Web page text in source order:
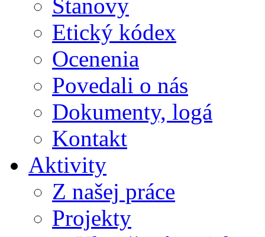
Stanovy
Etický kódex
Ocenenia
Povedali o nás
Dokumenty, logá
Kontakt
Aktivity
Z našej práce
Projekty